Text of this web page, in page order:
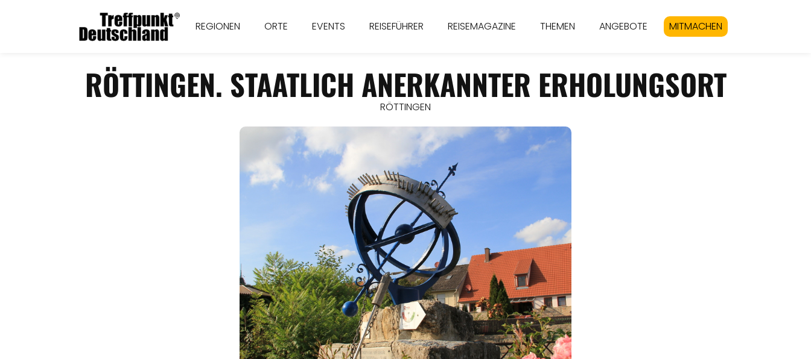
REGIONEN ORTE EVENTS REISEFÜHRER REISEMAGAZINE THEMEN ANGEBOTE MITMACHEN
RÖTTINGEN. STAATLICH ANERKANNTER ERHOLUNGSORT
RÖTTINGEN